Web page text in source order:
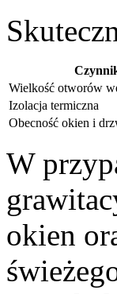
Wielkość otworów
Izolacja termiczna
Obecność okien i
W
okien